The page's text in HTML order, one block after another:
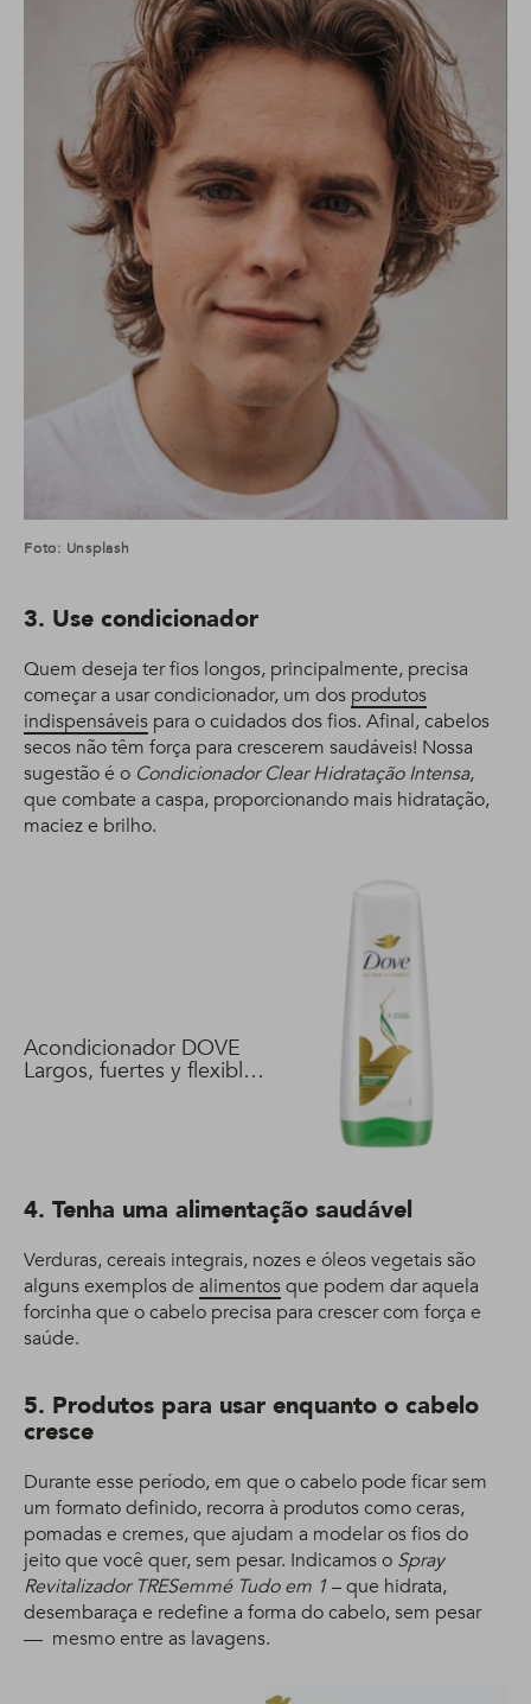
Foto: Unsplash
3. Use condicionador
Quem deseja ter fios longos, principalmente, precisa
começar a usar condicionador, um dos produtos
indispensáveis para o cuidados dos fios. Afinal, cabelos
secos não têm força para crescerem saudáveis! Nossa
sugestão é o Condicionador Clear Hidratação Intensa,
que combate a caspa, proporcionando mais hidratação,
maciez e brilho.
Acondicionador DOVE
Largos, fuertes y flexibles
4. Tenha uma alimentação saudável
Verduras, cereais integrais, nozes e óleos vegetais são
alguns exemplos de alimentosque podem dar aquela
forcinha que o cabelo precisa para crescer com força e
saúde.
5. Produtos para usar enquanto o cabelo
cresce
Durante esse período, em que o cabelo pode ficar sem
um formato definido, recorra à produtos como ceras,
pomadas e cremes, que ajudam a modelar os fios do
jeito que você quer, sem pesar. Indicamos o Spray
Revitalizador TRESemmé Tudo em 1– que hidrata,
desembaraça e redefine a forma do cabelo, sem pesar
— mesmo entre as lavagens.